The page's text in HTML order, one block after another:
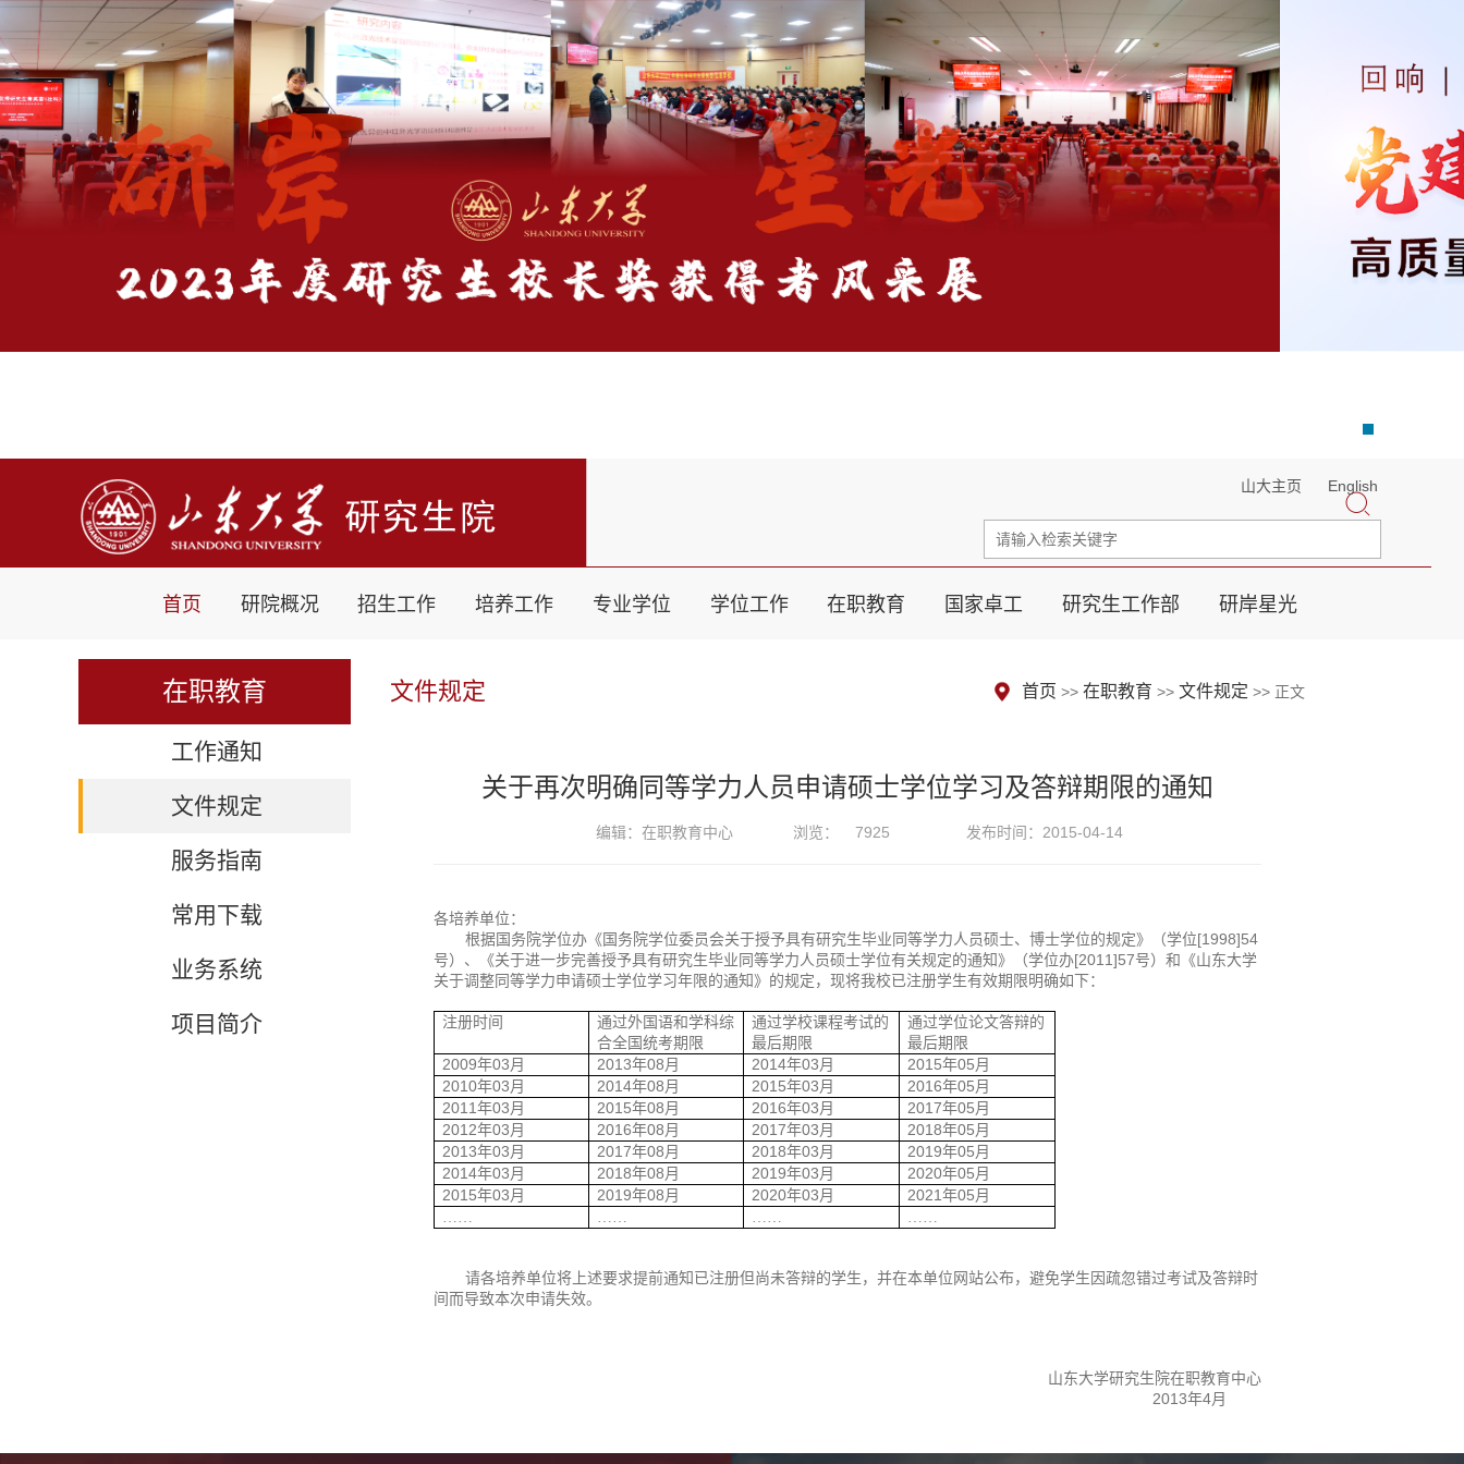
山大主页 English
首页 研院概况 招生工作 培养工作 专业学位 学位工作 在职教育 国家卓工 研究生工作部 研岸星光
在职教育
工作通知
文件规定
服务指南
常用下载
业务系统
项目简介
文件规定 首页 >> 在职教育 >> 文件规定 >> 正文
关于再次明确同等学力人员申请硕士学位学习及答辩期限的通知
编辑：在职教育中心 浏览： 7925 发布时间：2015-04-14
各培养单位：
根据国务院学位办《国务院学位委员会关于授予具有研究生毕业同等学力人员硕士、博士学位的规定》（学位[1998]54
号）、《关于进一步完善授予具有研究生毕业同等学力人员硕士学位有关规定的通知》（学位办[2011]57号）和《山东大学
关于调整同等学力申请硕士学位学习年限的通知》的规定，现将我校已注册学生有效期限明确如下：
注册时间
通过外国语和学科综
合全国统考期限
通过学校课程考试的
最后期限
通过学位论文答辩的
最后期限
2009年03月 2013年08月 2014年03月 2015年05月
2010年03月 2014年08月 2015年03月 2016年05月
2011年03月 2015年08月 2016年03月 2017年05月
2012年03月 2016年08月 2017年03月 2018年05月
2013年03月 2017年08月 2018年03月 2019年05月
2014年03月 2018年08月 2019年03月 2020年05月
2015年03月 2019年08月 2020年03月 2021年05月
……
…… …… ……
请各培养单位将上述要求提前通知已注册但尚未答辩的学生，并在本单位网站公布，避免学生因疏忽错过考试及答辩时
间而导致本次申请失效。
山东大学研究生院在职教育中心
2013年4月